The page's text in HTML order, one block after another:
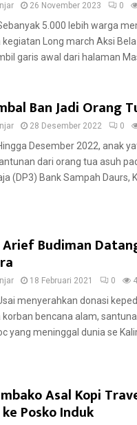
26 November 2023 0
5.000 lebih warga
Long march Aksi
garis awal dari halaman
Ban Jadi Orang
28 Desember 2022 0
Desember 2022, anak
dari orang tua asuh
(DP3) Bank Sampah Daurs,
Arief Budiman
18 Februari 2021 0
menyerahkan donasi
bencana alam,
yang meninggal dunia se
Asal Kopi
Posko Induk